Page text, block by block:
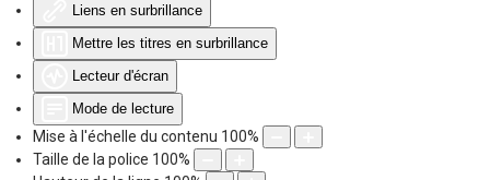
Liens en surbrillance
Mettre les titres en surbrillance
Lecteur d'écran
Mode de lecture
Mise à l'échelle du contenu 100%
Taille de la police 100%